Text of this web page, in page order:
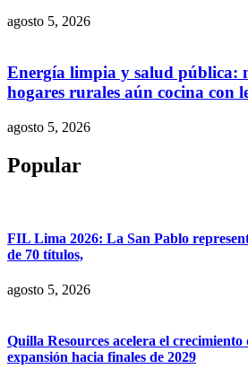
agosto 5, 2026
Energía limpia y salud pública:
hogares rurales aún cocina con
agosto 5, 2026
Popular
FIL Lima 2026: La San Pablo
de 70 títulos,
agosto 5, 2026
Quilla Resources acelera el
expansión hacia finales de 2029